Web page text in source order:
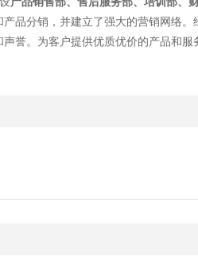
品分销，并建立了强大的营销网络。
誉。为客户提供优质优价的产品和服